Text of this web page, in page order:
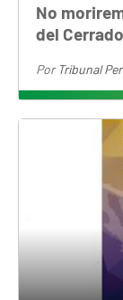
No
del Cerrado
Por Tribunal